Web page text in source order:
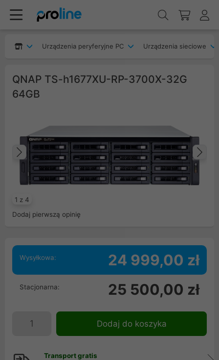
Urządzenia peryferyjne PC Urządzenia sieciowe
QNAP TS-h1677XU-RP-3700X-32G
64GB
1 z 4
Poprzedni
Dodaj pierwszą opinię
Wysyłkowa: 24 999,00 zł
Stacjonarna: 25 500,00 zł
Dodaj do koszyka
Transport gratis